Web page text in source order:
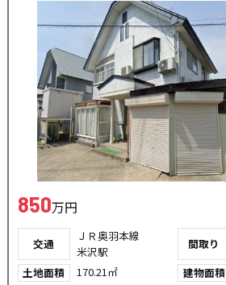
850万円
交通
ＪＲ奥羽本線
米沢駅
間取り
土地面積 170.21㎡ 建物面積